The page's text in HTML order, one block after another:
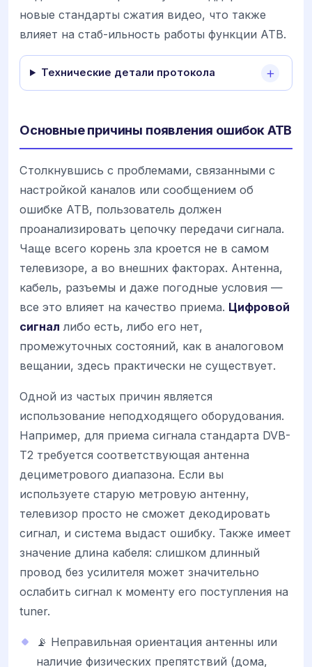
новые стандарты сжатия видео, что также
влияет на стаб-ильность работы функции ATB.
Технические детали протокола
Основные причины появления ошибок ATB
Столкнувшись с проблемами, связанными с
настройкой каналов или сообщением об
ошибке ATB, пользователь должен
проанализировать цепочку передачи сигнала.
Чаще всего корень зла кроется не в самом
телевизоре, а во внешних факторах. Антенна,
кабель, разъемы и даже погодные условия —
все это влияет на качество приема. Цифровой
сигнал либо есть, либо его нет,
промежуточных состояний, как в аналоговом
вещании, здесь практически не существует.
Одной из частых причин является
использование неподходящего оборудования.
Например, для приема сигнала стандарта DVB-
T2 требуется соответствующая антенна
дециметрового диапазона. Если вы
используете старую метровую антенну,
телевизор просто не сможет декодировать
сигнал, и система выдаст ошибку. Также имеет
значение длина кабеля: слишком длинный
провод без усилителя может значительно
ослабить сигнал к моменту его поступления на
tuner.
📡 Неправильная ориентация антенны или
наличие физических препятствий (дома,